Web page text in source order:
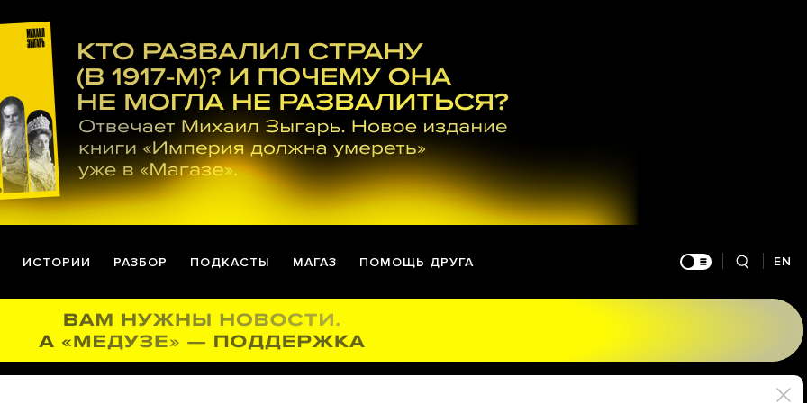
ИСТОРИИ РАЗБОР ПОДКАСТЫ МАГАЗ ПОМОЩЬ ДРУГА EN